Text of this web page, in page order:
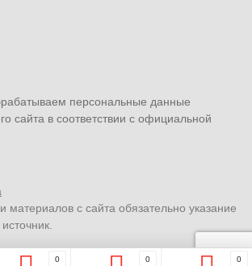
персональные данные
сайта в соответствии с официальной
материалов с сайта обязательно указание
0 0 0